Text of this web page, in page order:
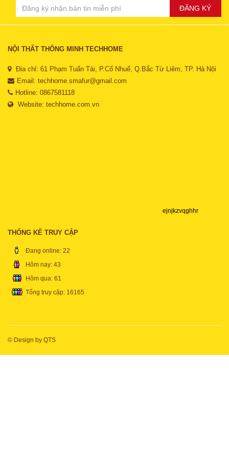
ĐĂNG KÝ
NỘI THẤT THÔNG MINH TECHHOME
Địa chỉ: 61 Phạm Tuấn Tài, P.Cổ Nhuế, Q.Bắc Từ Liêm, TP. Hà Nội
Email: techhome.smafur@gmail.com
Hotline: 0867581118
Website: techhome.com.vn
ejnjkzvqghhr
THỐNG KÊ TRUY CẬP
Đang online: 22
Hôm nay: 43
Hôm qua: 61
Tổng truy cập: 16165
© Design by QTS